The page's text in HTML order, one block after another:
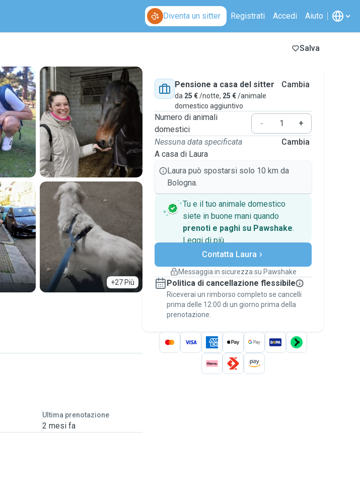
Diventa un sitter Registrati Accedi Aiuto
Salva
+27 Più
Ultima prenotazione
2 mesi fa
Pensione a casa del sitter
da 25 €/notte, 25 €/animale
domestico aggiuntivo
Cambia
Numero di animali
domestici
-
+
Nessuna data specificata
A casa di Laura
Cambia
Laura può spostarsi solo 10 km da
Bologna.
Tu e il tuo animale domestico
siete in buone mani quando
prenoti e paghi su Pawshake.
Leggi di piùPagamenti sicuri
Assistenza se i piani
Prenotazioni coperte
Stai su Pawshake - dal primo messaggio al
pagamento - per attivare laGaranzia
Pawshake.
Contatta Laura
Messaggia in sicurezza su Pawshake
Politica di cancellazione flessibile
Riceverai un rimborso completo se cancelli
prima delle 12:00 di un giorno prima della
prenotazione.